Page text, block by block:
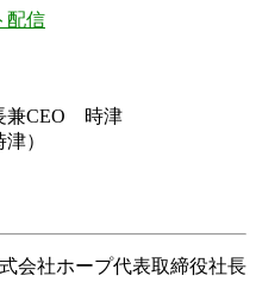
配信
兼CEO 時津
）
会社ホープ代表取締役社長